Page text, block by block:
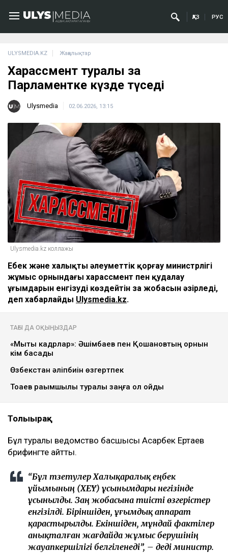
ҚАЗ РУС
ULYSMEDIA.KZ Жаңалықтар
Харассмент туралы заң
Парламентке күзде түседі
Ulysmedia 02.06.2026, 13:15
Ulysmedia.kz коллажы
Еңбек және халықты әлеуметтік қорғау министрлігі
жұмыс орнындағы харассмент пен қудалау
ұғымдарын енгізуді көздейтін заң жобасын әзірледі,
деп хабарлайды Ulysmedia.kz.
ТАҒЫ ДА ОҚЫҢЫЗДАР
«Мықты кадрлар»: Әшімбаев пен Қошановтың орнын
кім басады
Өзбекстан әліпбиін өзгертпек
Тоқаев рақымшылық туралы заңға қол қойды
Толығырақ
Бұл туралы ведомство басшысы Асқарбек Ертаев
брифингте айтты.
“Бұл түзетулер Халықаралық еңбек
ұйымының (ХЕҰ) ұсынымдары негізінде
ұсынылды. Заң жобасына тиісті өзгерістер
енгізілді. Біріншіден, ұғымдық аппарат
қарастырылды. Екіншіден, мұндай фактілер
анықталған жағдайда жұмыс берушінің
жауапкершілігі белгіленеді”, – деді министр.